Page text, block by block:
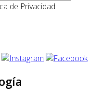
de Privacidad